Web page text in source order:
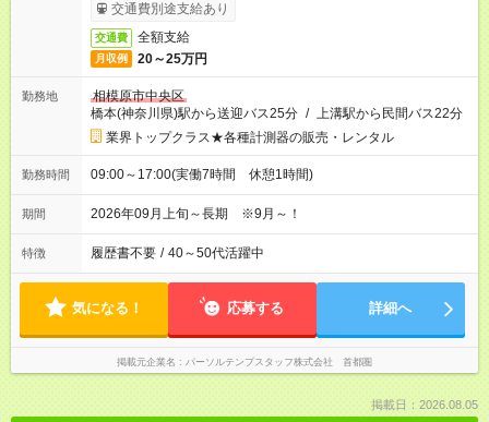
交通費別途支給あり
交通費 全額支給
月収例 20～25万円
勤務地
相模原市中央区
橋本(神奈川県)駅から送迎バス25分 / 上溝駅から民間バス22分
業界トップクラス★各種計測器の販売・レンタル
勤務時間 09:00～17:00(実働7時間 休憩1時間)
期間 2026年09月上旬～長期 ※9月～！
特徴 履歴書不要 / 40～50代活躍中
気になる！ 応募する 詳細へ
掲載元企業名 パーソルテンプスタッフ株式会社 首都圏
掲載日：2026.08.05